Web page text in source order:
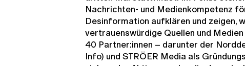
Nachrichten- und Medienkompetenz
Desinformation aufklären und zeigen,
vertrauenswürdige Quellen und
40 Partner:innen – darunter der
Info) und STRÖER Media als